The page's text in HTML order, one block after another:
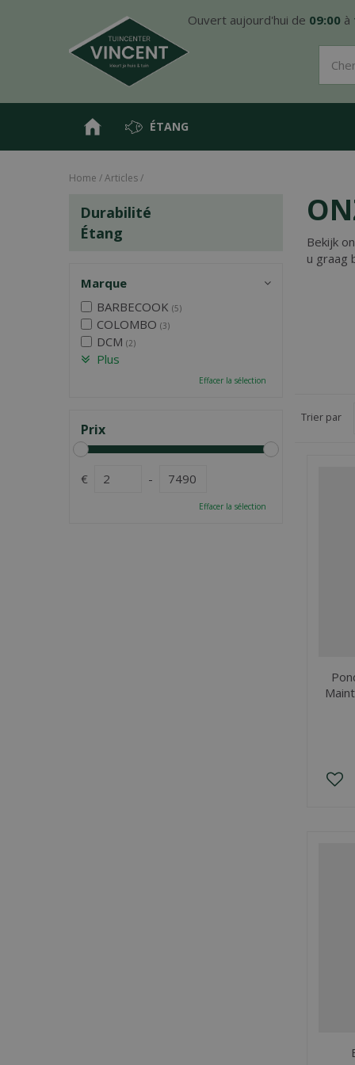
Home Articles
Ouvert aujourd'hui de 09:00 à
ÉTANG
Bekijk
u graag
Trier par
Durabilité
Étang
Marque
BARBECOOK (5)
COLOMBO (3)
DCM (2)
Plus
Effacer la sélection
Prix
€ -
Effacer la sélection